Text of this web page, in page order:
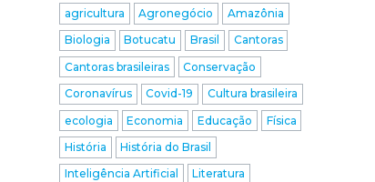
agricultura Agronegócio
Amazônia
Biologia
Botucatu Brasil
Cantoras
Cantoras brasileiras
Conservação
Coronavírus
Covid-19
Cultura brasileira
ecologia
Economia Educação
Física
História
História do Brasil
Inteligência Artificial
Literatura